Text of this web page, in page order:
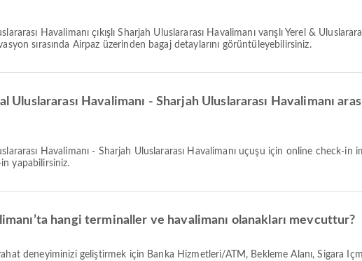
sırasında Airpaz üzerinden bagaj detaylarını görüntüleyebilirsiniz.
Uluslararası Havalimanı - Sharjah Uluslararası Havalimanı
yapabilirsiniz.
hangi terminaller ve havalimanı olanakları mevcuttur?